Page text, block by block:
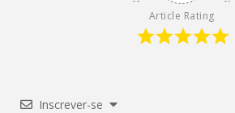
Article Rating
Inscrever-se